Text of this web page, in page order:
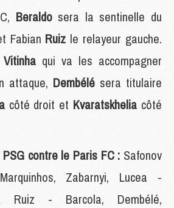
Beraldo sera la sentinelle du
Fabian Ruiz le relayeur gauche.
Vitinha qui va les accompagner
attaque, Dembélé sera titulaire
côté droit et Kvaratskhelia côté
contre le Paris FC : Safonov
Zabarnyi, Lucea -
Ruiz - Barcola, Dembélé,